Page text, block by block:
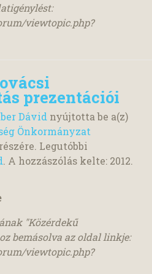
viewtopic.php?
prezentációi
Dávid nyújtotta be a(z)
Önkormányzat
részére. Legutóbbi
. A hozzászólás kelte: 2012.
"Közérdekű
bemásolva az oldal linkje:
viewtopic.php?